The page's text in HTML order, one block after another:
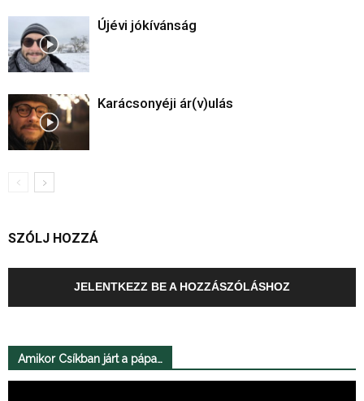
Újévi jókívánság
Karácsonyéji ár(v)ulás
SZÓLJ HOZZÁ
JELENTKEZZ BE A HOZZÁSZÓLÁSHOZ
Amikor Csíkban járt a pápa…